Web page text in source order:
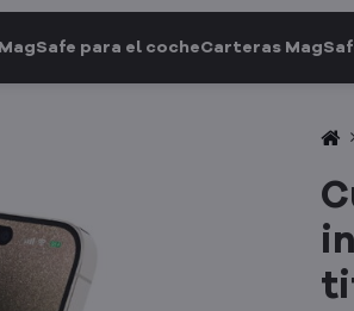
MagSafe para el cocheCarteras